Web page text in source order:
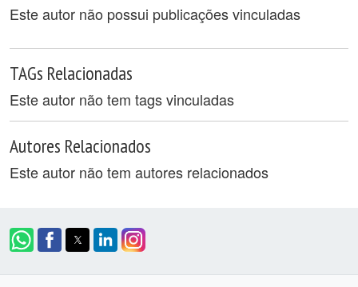
Este autor não possui publicações vinculadas
TAGs Relacionadas
Este autor não tem tags vinculadas
Autores Relacionados
Este autor não tem autores relacionados